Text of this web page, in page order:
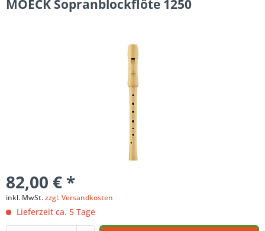
MOECK Sopranblockflöte 1250
82,00 € *
inkl. MwSt.zzgl. Versandkosten
Lieferzeit ca. 5 Tage